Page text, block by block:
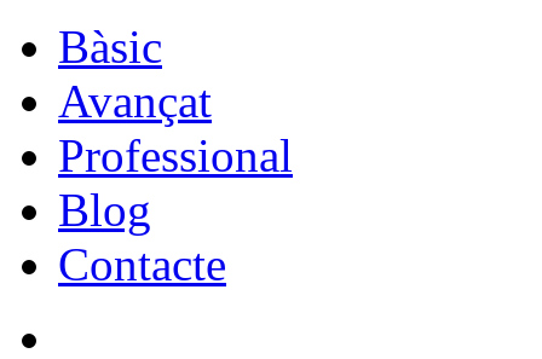
Bàsic
Avançat
Professional
Blog
Contacte